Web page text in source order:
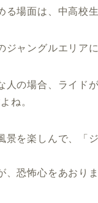
る場面は、中高校
ジャングルエリア
人の場合、ライド
ね。
景を楽しんで、 「
恐怖心をあおりま